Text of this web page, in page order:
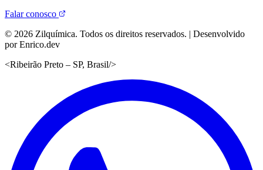
Falar conosco
© 2026 Zilquímica. Todos os direitos reservados. | Desenvolvido
por Enrico.dev
<Ribeirão Preto – SP, Brasil/>